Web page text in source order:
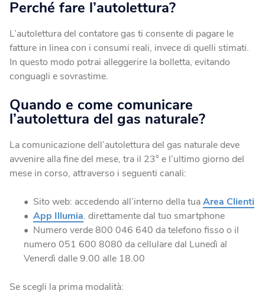
Verifica se la tua casa è coperta dalla fibra
Fotovoltaico
La tua casa diventa energia elettrica pulita.
Climatizzatori
Soluzioni efficienti per un comfort ottimale tutto l’anno.
Fotovoltaico da balcone
Caldaie
Blog
Perché fare l’autolettura?
L’autolettura del contatore gas ti consente di pagare le
fatture in linea con i consumi reali, invece di quelli stimati.
In questo modo potrai alleggerire la bolletta, evitando
conguagli e sovrastime.
Quando e come comunicare
l’autolettura del gas naturale?
La comunicazione dell’autolettura del gas naturale deve
avvenire alla fine del mese, tra il 23° e l’ultimo giorno del
mese in corso, attraverso i seguenti canali:
Sito web: accedendo all’interno della tuaArea Clienti
App Illumia. direttamente dal tuo smartphone
Numero verde 800 046 640 da telefono fisso o il
numero 051 600 8080 da cellulare dal Lunedì al
Venerdì dalle 9.00 alle 18.00
Se scegli la prima modalità: